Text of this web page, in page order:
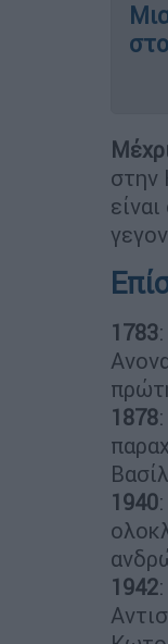
στην
1783
1878
1940
1942